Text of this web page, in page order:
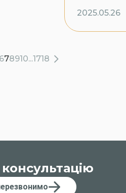
2025.05.26
678910...1718